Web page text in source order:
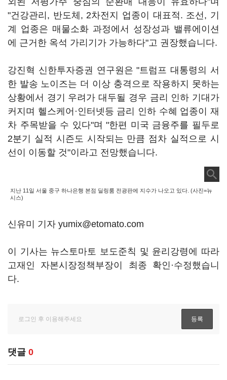
"건강관리, 반도체, 2차전지 업종이 대표적. 조선, 기
계 업종은 매물소화 과정에서 성장성과 밸류에이션
에 근거한 옥석 가리기가 가능하다"고 권장했습니다.
강진혁 신한투자증권 연구원은 "트럼프 대통령의 서
한 발송 노이즈는 더 이상 충격으로 작용하지 못하는
상황에서 경기 우려가 대두될 경우 금리 인하 기대가
커지며 헬스케어·인터넷등 금리 인하 수혜 업종이 재
차 주목받을 수 있다"며 "한편 미국 금융주를 필두로
2분기 실적 시즌도 시작되는 만큼 점차 실적으로 시
선이 이동할 것"이라고 전망했습니다.
지난 11일 서울 중구 하나은행 본점 딜링룸 전광판에 지수가 나오고 있다. (사진=뉴
시스)
신유미 기자 yumix@etomato.com
이 기사는 뉴스토마토 보도준칙 및 윤리강령에 따라
고재인 자본시장정책부장이 최종 확인·수정했습니
다.
댓글 0